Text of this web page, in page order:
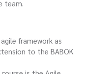
team.
framework as
to the BABOK